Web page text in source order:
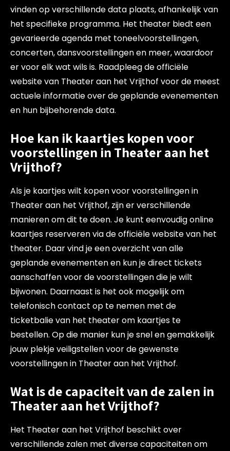
vinden op verschillende data plaats, afhankelijk van
het specifieke programma. Het theater biedt een
gevarieerde agenda met toneelvoorstellingen,
concerten, dansvoorstellingen en meer, waardoor
er voor elk wat wils is. Raadpleeg de officiële
website van Theater aan het Vrijthof voor de meest
actuele informatie over de geplande evenementen
en hun bijbehorende data.
Hoe kan ik kaartjes kopen voor
voorstellingen in Theater aan het
Vrijthof?
Als je kaartjes wilt kopen voor voorstellingen in
Theater aan het Vrijthof, zijn er verschillende
manieren om dit te doen. Je kunt eenvoudig online
kaartjes reserveren via de officiële website van het
theater. Daar vind je een overzicht van alle
geplande evenementen en kun je direct tickets
aanschaffen voor de voorstellingen die je wilt
bijwonen. Daarnaast is het ook mogelijk om
telefonisch contact op te nemen met de
ticketbalie van het theater om kaartjes te
bestellen. Op die manier kun je snel en gemakkelijk
jouw plekje veiligstellen voor de gewenste
voorstellingen in Theater aan het Vrijthof.
Wat is de capaciteit van de zalen in
Theater aan het Vrijthof?
Het Theater aan het Vrijthof beschikt over
verschillende zalen met diverse capaciteiten om